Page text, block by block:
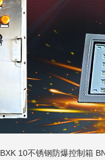
BXK 10不锈钢防爆控制箱